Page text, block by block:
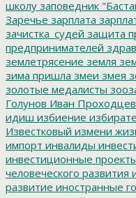
школу заповедник
Заречье зарплата
зачистка_судей защита
предпринимателей
землетрясение земля
зима пришла змеи змея
золотые медалисты
Голунов Иван Проходцев
идиш избиение
Известковый измени
импорт инвалиды
инвестиционные
человеческого развития
развитие иностранные